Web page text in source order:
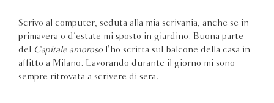
Scrivo al computer, seduta alla mia scrivania, anche se in
primavera o d’estate mi sposto in giardino. Buona parte
del
Capitale amoroso l’ho scritta sul balcone della casa in
affitto a Milano. Lavorando durante il giorno mi sono
sempre ritrovata a scrivere di sera.